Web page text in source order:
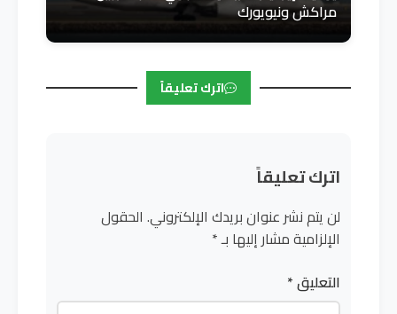
مراكش ونيويورك
اترك تعليقاً
اترك تعليقاً
لن يتم نشر عنوان بريدك الإلكتروني. الحقول
الإلزامية مشار إليها بـ*
التعليق*